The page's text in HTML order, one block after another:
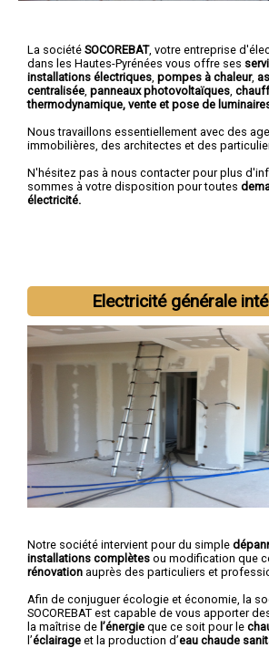
La société SOCOREBAT, votre entreprise
dans les Hautes-Pyrénées vous offre ses
installations électriques pompes à chaleur,
centralisée panneaux photovoltaïques
thermodynamique, vente et pose de
Nous travaillons essentiellement avec des
immobilières, des architectes et des
N'hésitez pas à nous contacter pour plus
sommes à votre disposition pour toutes
électricité.
Electricité générale
Notre société intervient pour du simple
installations complètes ou modification que
rénovation auprès des particuliers et
Afin de conjuguer écologie et économie, la
SOCOREBAT est capable de vous apporter
la maîtrise de l’énergie que ce soit pour le
l’éclairage et la production d’eau chaude